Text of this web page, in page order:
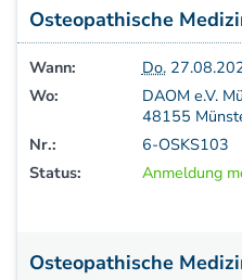
Aufbaukurs Modul 6
Aufbaukurs Modul 7
Aufbaukurs Modul 8
Fortbildung &
Refresherkurse
Kinesio-Sport-Taping
Krankengymnastik
Fortbildung -
Osteopathische
Wann: Do.
Wo:
DAOM e.V.
48155
Nr.:
6-OSKS103
Status:
Anmeldung
Osteopathische